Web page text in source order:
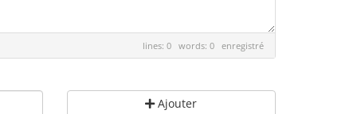
lines: 0 words: 0 enregistré
Ajouter